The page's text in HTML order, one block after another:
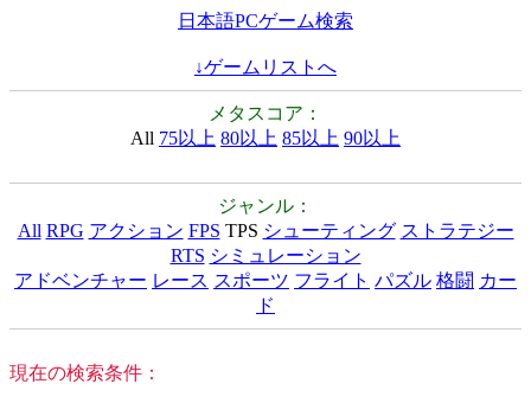
日本語PCゲーム検索
↓ゲームリストへ
メタスコア：
All 75以上 80以上 85以上 90以上
ジャンル：
All RPG アクション FPS TPS シューティング ストラテジー
RTS シミュレーション
アドベンチャー レース スポーツ フライト パズル 格闘 カー
ド
現在の検索条件：